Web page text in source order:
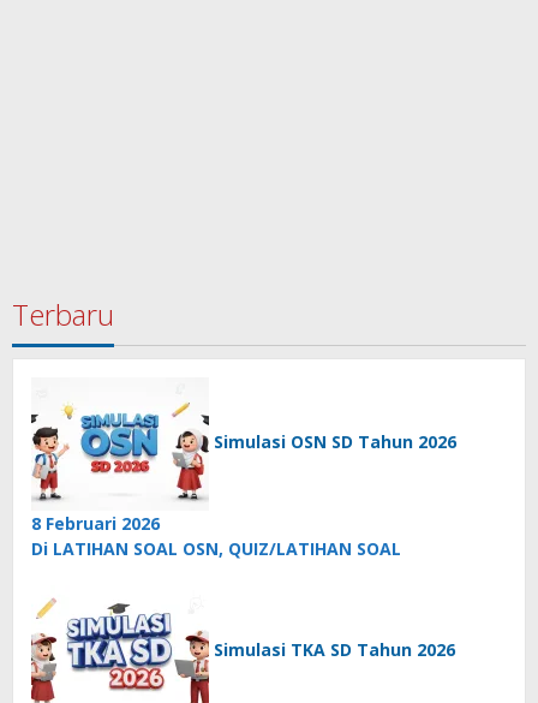
Terbaru
Simulasi OSN SD Tahun 2026
8 Februari 2026
Di LATIHAN SOAL OSN, QUIZ/LATIHAN SOAL
Simulasi TKA SD Tahun 2026